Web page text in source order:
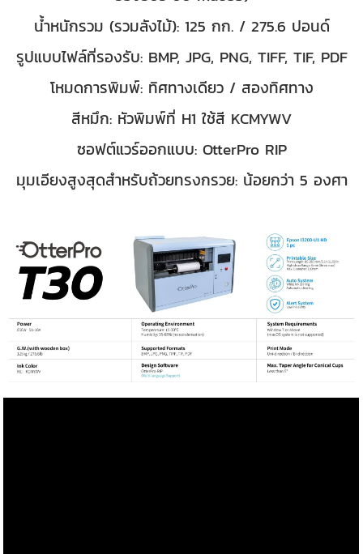
น้ำหนักรวม (รวมลังไม้): 125 กก. / 275.6 ปอนด์
รูปแบบไฟล์ที่รองรับ: BMP, JPG, PNG, TIFF, TIF, PDF
โหมดการพิมพ์: ทิศทางเดียว / สองทิศทาง
สีหมึก: หัวพิมพ์ที่ H1 ใช้สี KCMYWV
ซอฟต์แวร์ออกแบบ: OtterPro RIP
มุมเอียงสูงสุดสำหรับถ้วยทรงกรวย: น้อยกว่า 5 องศา